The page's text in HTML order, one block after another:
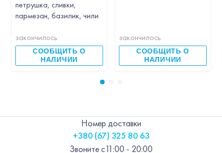
петрушка, сливки,
пармезан, базилик, чили
закончилось
СООБЩИТЬ О
НАЛИЧИИ
закончилось
СООБЩИТЬ О
НАЛИЧИИ
Номер доставки
+380 (67) 325 80 63
Звоните с11:00 - 20:00